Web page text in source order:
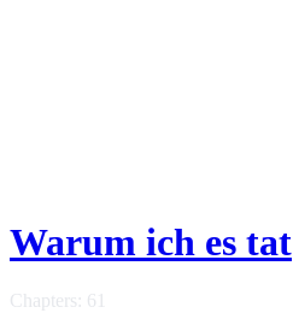
Warum ich es tat
Chapters: 61